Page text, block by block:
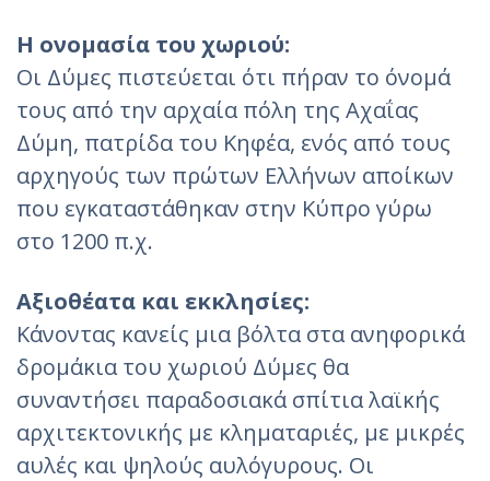
Η ονομασία του χωριού:
Οι Δύμες πιστεύεται ότι πήραν το όνομά
τους από την αρχαία πόλη της Αχαΐας
Δύμη, πατρίδα του Κηφέα, ενός από τους
αρχηγούς των πρώτων Ελλήνων αποίκων
που εγκαταστάθηκαν στην Κύπρο γύρω
στο 1200 π.χ.
Αξιοθέατα και εκκλησίες:
Κάνοντας κανείς μια βόλτα στα ανηφορικά
δρομάκια του χωριού Δύμες θα
συναντήσει παραδοσιακά σπίτια λαϊκής
αρχιτεκτονικής με κληματαριές, με μικρές
αυλές και ψηλούς αυλόγυρους. Οι